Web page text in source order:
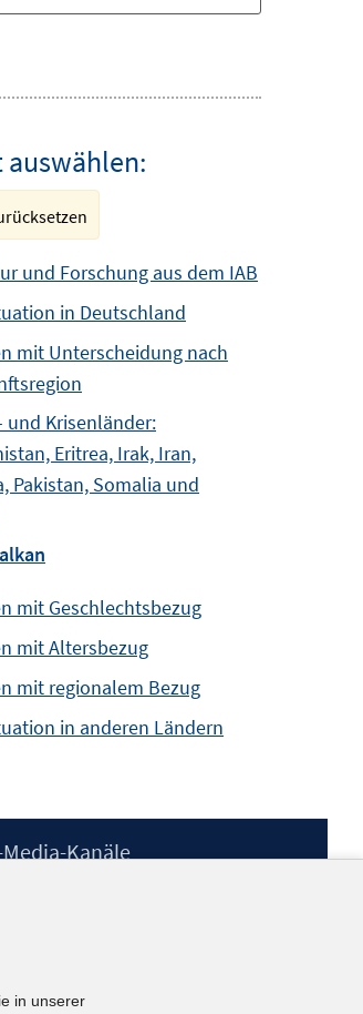
auswählen:
und Forschung aus dem IAB
in Deutschland
mit Unterscheidung nach
und Krisenländer:
Eritrea, Irak, Iran,
Pakistan, Somalia und
mit Geschlechtsbezug
mit Altersbezug
mit regionalem Bezug
in anderen Ländern
Kanäle
in unserer